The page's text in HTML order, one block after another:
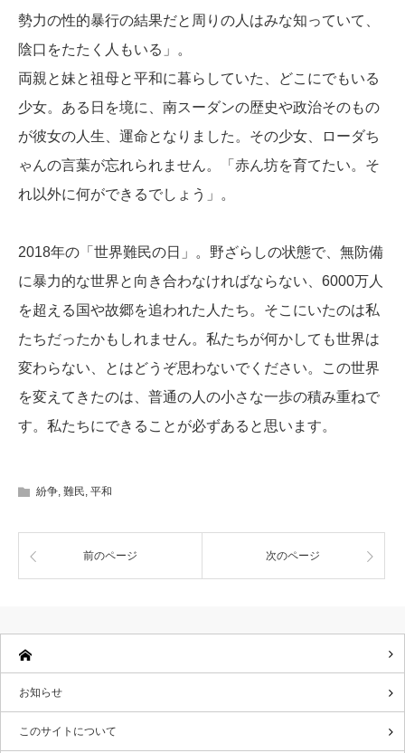
勢力の性的暴行の結果だと周りの人はみな知っていて、
陰口をたたく人もいる」。
両親と妹と祖母と平和に暮らしていた、どこにでもいる
少女。ある日を境に、南スーダンの歴史や政治そのもの
が彼女の人生、運命となりました。その少女、ローダち
ゃんの言葉が忘れられません。「赤ん坊を育てたい。そ
れ以外に何ができるでしょう」。
2018年の「世界難民の日」。野ざらしの状態で、無防備
に暴力的な世界と向き合わなければならない、6000万人
を超える国や故郷を追われた人たち。そこにいたのは私
たちだったかもしれません。私たちが何かしても世界は
変わらない、とはどうぞ思わないでください。この世界
を変えてきたのは、普通の人の小さな一歩の積み重ねで
す。私たちにできることが必ずあると思います。
紛争, 難民, 平和
前のページ 次のページ
お知らせ
このサイトについて